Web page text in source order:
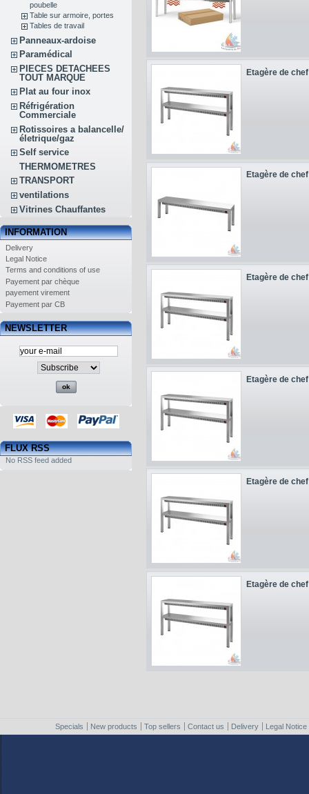
poubelle
Table sur armoire, portes
Tables de travail
Panneaux-ardoise
Paramédical
PIECES DETACHEES
TOUT MARQUE
Plat au four inox
Réfrigération
Commerciale
Rotissoires a balancelle/
életrique/gaz
Self service
THERMOMETRES
TRANSPORT
ventilations
Vitrines Chauffantes
INFORMATION
Delivery
Legal Notice
Terms and conditions of use
Payement par chèque
payement virement
Payement par CB
NEWSLETTER
FLUX RSS
No RSS feed added
Etagère de
Etagère de
Etagère de
Etagère de
Etagère de
Etagère de
Specials New products Top sellers Contact us Delivery Legal Notice